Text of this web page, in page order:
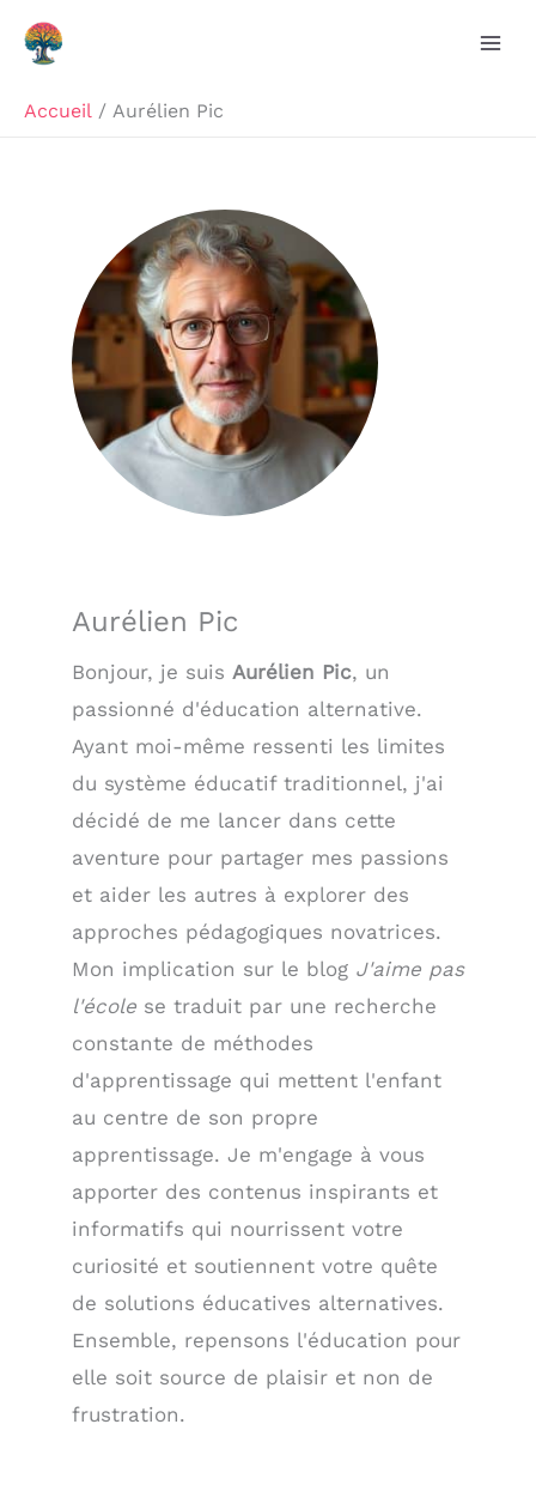
Aller
Accueil
Aurélien Pic
Aurélien Pic
Bonjour, je suis Aurélien Pic, un
passionné d'éducation alternative.
Ayant moi-même ressenti les limites
du système éducatif traditionnel, j'ai
décidé de me lancer dans cette
aventure pour partager mes passions
et aider les autres à explorer des
approches pédagogiques novatrices.
Mon implication sur le blog J'aime pas
l'école se traduit par une recherche
constante de méthodes
d'apprentissage qui mettent l'enfant
au centre de son propre
apprentissage. Je m'engage à vous
apporter des contenus inspirants et
informatifs qui nourrissent votre
curiosité et soutiennent votre quête
de solutions éducatives alternatives.
Ensemble, repensons l'éducation pour
elle soit source de plaisir et non de
frustration.